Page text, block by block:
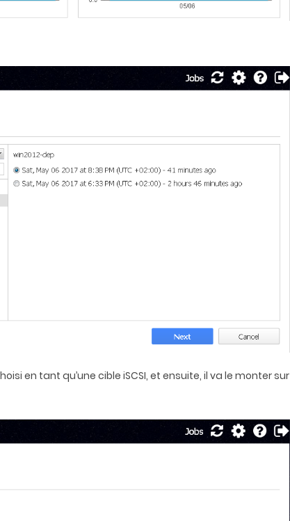
en tant qu’une cible iSCSI, et ensuite, il va le monter sur